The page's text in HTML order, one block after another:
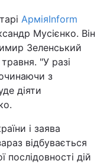
АрміяInform
Мусієнко. Він
Зеленський
"У разі
з
діяти
і заява
відбувається
послідовності дій